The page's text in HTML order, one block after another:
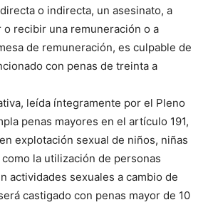
o indirecta, un asesinato, a
recibir una remuneración o a
de remuneración, es culpable de
con penas de treinta a
leída íntegramente por el Pleno
penas mayores en el artículo 191,
explotación sexual de niños, niñas
la utilización de personas
actividades sexuales a cambio de
castigado con penas mayor de 10